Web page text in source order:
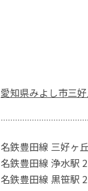
愛知県みよし市三
名鉄豊田線 三好ヶ
名鉄豊田線 浄水駅
名鉄豊田線 黒笹駅